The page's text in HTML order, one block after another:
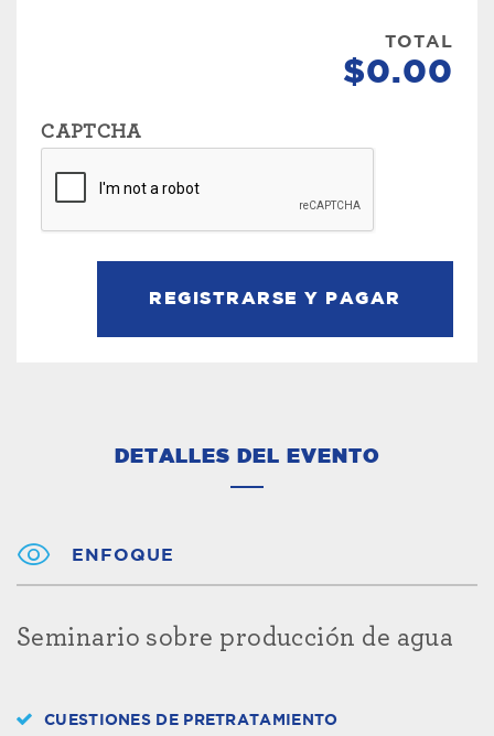
TOTAL
$0.00
CAPTCHA
DETALLES DEL EVENTO
ENFOQUE
Seminario sobre producción de agua
CUESTIONES DE PRETRATAMIENTO